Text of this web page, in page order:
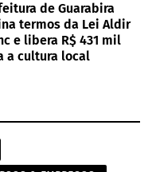
de Guarabira
termos da Lei Aldir
e libera R$ 431 mil
a cultura local